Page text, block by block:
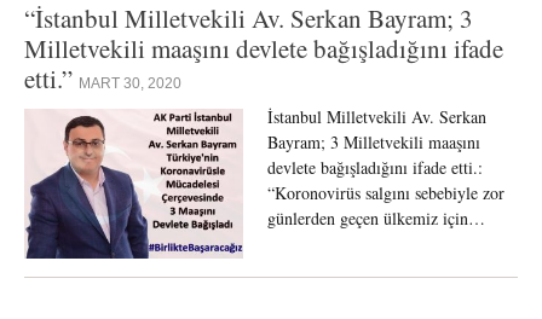
“İstanbul Milletvekili Av. Serkan Bayram; 3
Milletvekili maaşını devlete bağışladığını ifade
etti.” MART 30, 2020
İstanbul Milletvekili Av. Serkan
Bayram; 3 Milletvekili maaşını
devlete bağışladığını ifade etti.:
“Koronovirüs salgını sebebiyle zor
günlerden geçen ülkemiz için…